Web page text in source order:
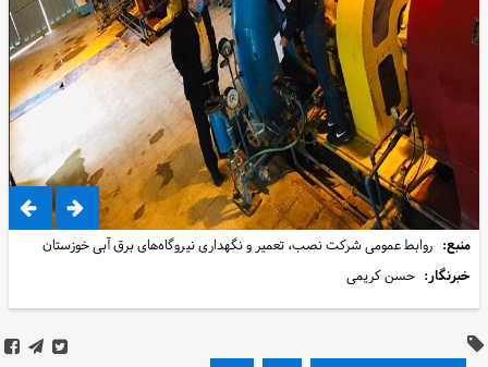
منبع: روابط عمومی شرکت نصب، تعمیر و نگهداری نیروگاه‌های برق آبی خوزستان
خبرنگار: حسن کریمی